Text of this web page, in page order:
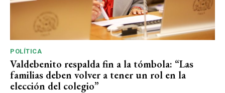
POLÍTICA
Valdebenito respalda fin a la tómbola: “Las
familias deben volver a tener un rol en la
elección del colegio”